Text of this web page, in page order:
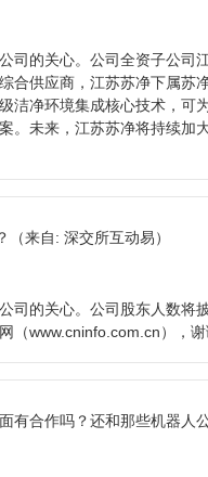
司的关心。公司全资子公司
合供应商，江苏苏净下属苏
洁净环境集成核心技术，可
。未来，江苏苏净将持续加
（来自: 深交所互动易）
司的关心。公司股东人数将
（www.cninfo.com.cn），谢
有合作吗？还和那些机器人